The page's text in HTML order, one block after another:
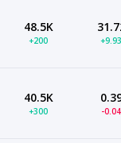
48.5K
+200
40.5K
+300 -